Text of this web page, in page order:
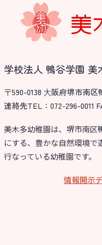
学校法人 鴨谷学園 美
〒590-0138 ⼤阪府堺市南
連絡先TEL：072-296-0011
美木多幼稚園は、堺市南区
にする、豊かな自然環境で
行なっている幼稚園です。
情報開⽰